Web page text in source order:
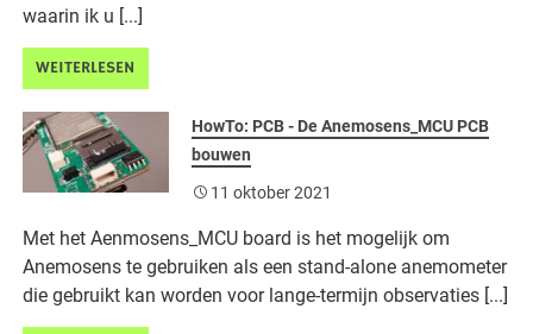
waarin ik u [...]
WEITERLESEN
HowTo: PCB - De Anemosens_MCU PCB
bouwen
11 oktober 2021
Met het Aenmosens_MCU board is het mogelijk om
Anemosens te gebruiken als een stand-alone anemometer
die gebruikt kan worden voor lange-termijn observaties [...]